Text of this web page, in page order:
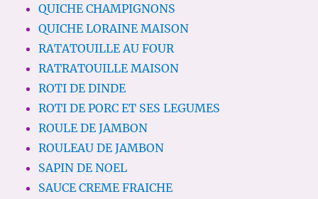
QUICHE CHAMPIGNONS
QUICHE LORAINE MAISON
RATATOUILLE AU FOUR
RATRATOUILLE MAISON
ROTI DE DINDE
ROTI DE PORC ET SES LEGUMES
ROULE DE JAMBON
ROULEAU DE JAMBON
SAPIN DE NOEL
SAUCE CREME FRAICHE